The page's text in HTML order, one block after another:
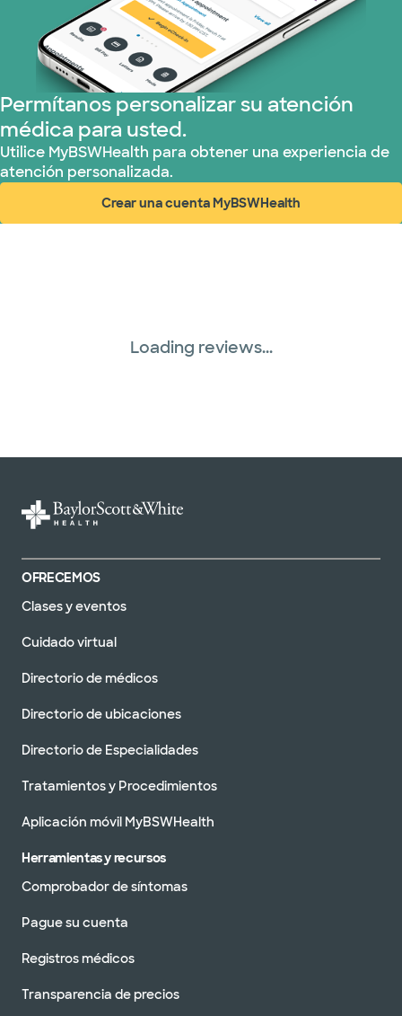
Permítanos personalizar su atención
médica para usted.
Utilice MyBSWHealth para obtener una experiencia de
atención personalizada.
Crear una cuenta MyBSWHealth
(abre en ventana nueva)
Loading reviews...
OFRECEMOS
Clases y eventos
Cuidado virtual
Directorio de médicos
Directorio de ubicaciones
Directorio de Especialidades
Tratamientos y Procedimientos
Aplicación móvil MyBSWHealth
Herramientas y recursos
Comprobador de síntomas
Pague su cuenta
Registros médicos
Transparencia de precios